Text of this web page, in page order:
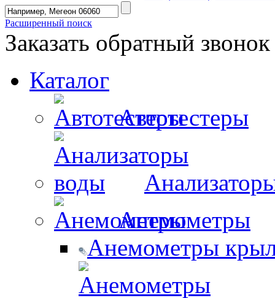
Расширенный поиск
Заказать обратный звонок
Каталог
Автотестеры
Анемометры
Анемометры